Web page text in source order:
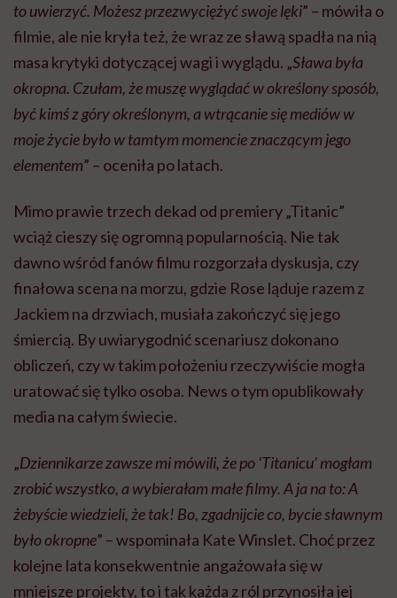
to uwierzyć. Możesz przezwyciężyć swoje lęki” – mówiła o
filmie, ale nie kryła też, że wraz ze sławą spadła na nią
masa krytyki dotyczącej wagi i wyglądu. „Sława była
okropna. Czułam, że muszę wyglądać w określony sposób,
być kimś z góry określonym, a wtrącanie się mediów w
moje życie było w tamtym momencie znaczącym jego
elementem” – oceniła po latach.
Mimo prawie trzech dekad od premiery „Titanic”
wciąż cieszy się ogromną popularnością. Nie tak
dawno wśród fanów filmu rozgorzała dyskusja, czy
finałowa scena na morzu, gdzie Rose ląduje razem z
Jackiem na drzwiach, musiała zakończyć się jego
śmiercią. By uwiarygodnić scenariusz dokonano
obliczeń, czy w takim położeniu rzeczywiście mogła
uratować się tylko osoba. News o tym opublikowały
media na całym świecie.
„Dziennikarze zawsze mi mówili, że po 'Titanicu’ mogłam
zrobić wszystko, a wybierałam małe filmy. A ja na to: A
żebyście wiedzieli, że tak! Bo, zgadnijcie co, bycie sławnym
było okropne” – wspominała Kate Winslet. Choć przez
kolejne lata konsekwentnie angażowała się w
mniejsze projekty, to i tak każda z ról przynosiła jej